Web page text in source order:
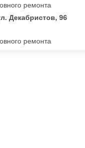
ремонта
Декабристов, 96
ремонта